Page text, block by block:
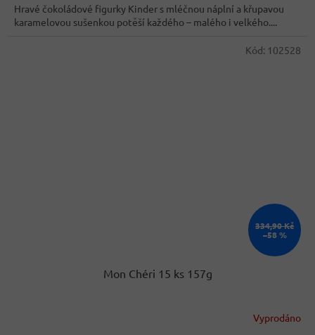
Hravé čokoládové figurky Kinder s mléčnou náplní a křupavou
karamelovou sušenkou potěší každého – malého i velkého....
334,90 Kč
–58 %
Mon Chéri 15 ks 157g
Vyprodáno
Kód: 102528